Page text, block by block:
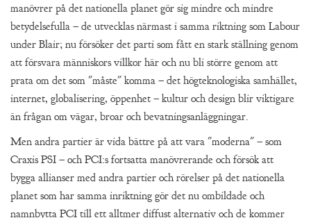
manövrer på det nationella planet gör sig mindre och mindre
betydelsefulla – de utvecklas närmast i samma riktning som Labour
under Blair; nu försöker det parti som fått en stark ställning genom
att försvara människors villkor här och nu bli större genom att
prata om det som "måste" komma – det högteknologiska samhället,
internet, globalisering, öppenhet – kultur och design blir viktigare
än frågan om vägar, broar och bevatningsanläggningar.
Men andra partier är vida bättre på att vara "moderna" – som
Craxis PSI – och PCI:s fortsatta manövrerande och försök att
bygga allianser med andra partier och rörelser på det nationella
planet som har samma inriktning gör det nu ombildade och
namnbytta PCI till ett alltmer diffust alternativ och de kommer